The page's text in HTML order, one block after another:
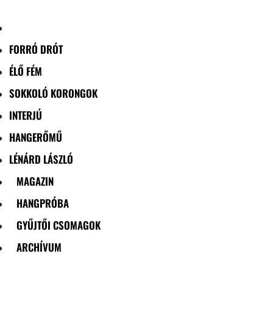
FORRÓ DRÓT
ÉLŐ FÉM
SOKKOLÓ KORONGOK
INTERJÚ
HANGERŐMŰ
LÉNÁRD LÁSZLÓ
MAGAZIN
HANGPRÓBA
GYŰJTŐI CSOMAGOK
ARCHÍVUM